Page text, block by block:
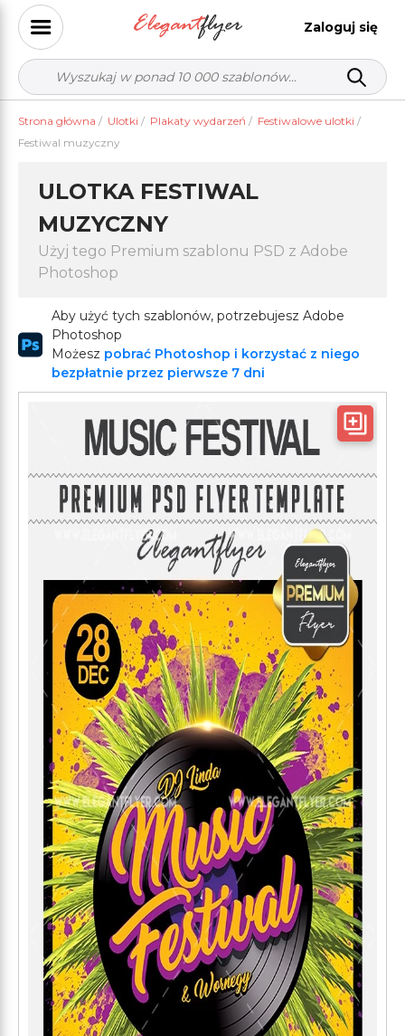
Zaloguj się
Strona główna / Ulotki / Plakaty wydarzeń / Festiwalowe ulotki /
Festiwal muzyczny
ULOTKA FESTIWAL
MUZYCZNY
Użyj tego Premium szablonu PSD z Adobe
Photoshop
Aby użyć tych szablonów, potrzebujesz Adobe
Photoshop
Możesz pobrać Photoshop i korzystać z niego
bezpłatnie przez pierwsze 7 dni